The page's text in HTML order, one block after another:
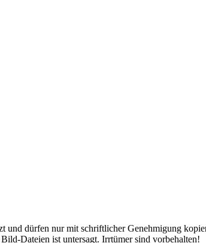
und dürfen nur mit schriftlicher Genehmigung
Dateien ist untersagt. Irrtümer sind vorbehalten!